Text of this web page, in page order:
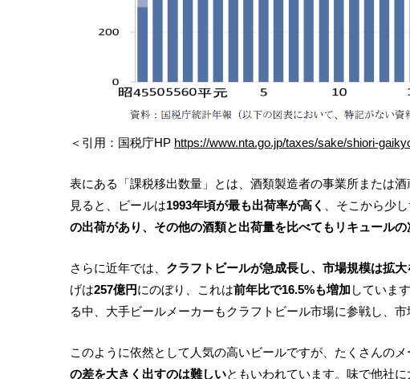
＜引用：国税庁HP https://www.nta.go.jp/taxes/sake/shiori-
表にある「課税移出数量」とは、酒類製造者の事業所または
見ると、ビールは1993年頃が最も出荷率が高く 、そこから少
の出荷があり、その他の酒類と出荷量を比べてもリキュール
さらに近年では、 クラフトビールが急成長し、市場規模は拡
げは257億円にのぼり、これは前年比で16.5%も増加 していま
る中、大手ビールメーカーもクラフトビール市場に参戦し、市
このように依然として人気の高いビールですが、たくさんのメ
の差を大きく出すのは難しいともいわれています。味で他社